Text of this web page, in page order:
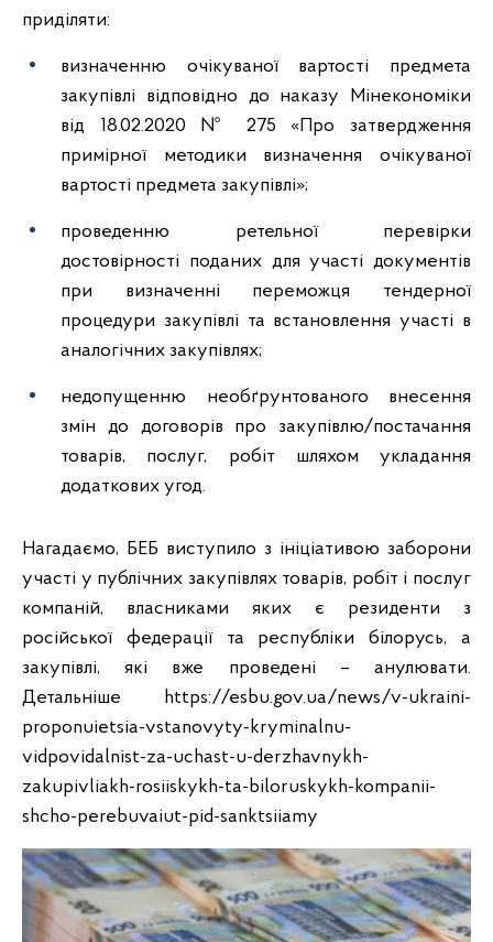
приділяти:
визначенню очікуваної вартості предмета
закупівлі відповідно до наказу Мінекономіки
від 18.02.2020 № 275 «Про затвердження
примірної методики визначення очікуваної
вартості предмета закупівлі»;
проведенню ретельної перевірки
достовірності поданих для участі документів
при визначенні переможця тендерної
процедури закупівлі та встановлення участі в
аналогічних закупівлях;
недопущенню необґрунтованого внесення
змін до договорів про закупівлю/постачання
товарів, послуг, робіт шляхом укладання
додаткових угод.
Нагадаємо, БЕБ виступило з ініціативою заборони
участі у публічних закупівлях товарів, робіт і послуг
компаній, власниками яких є резиденти з
російської федерації та республіки білорусь, а
закупівлі, які вже проведені – анулювати.
Детальніше https://esbu.gov.ua/news/v-ukraini-
proponuietsia-vstanovyty-kryminalnu-
vidpovidalnist-za-uchast-u-derzhavnykh-
zakupivliakh-rosiiskykh-ta-biloruskykh-kompanii-
shcho-perebuvaiut-pid-sanktsiiamy